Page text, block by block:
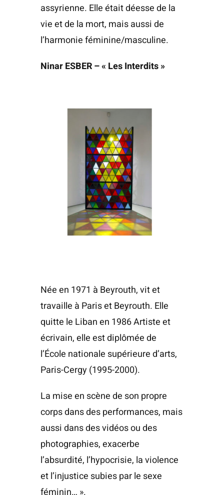
assyrienne. Elle était déesse de la
vie et de la mort, mais aussi de
l’harmonie féminine/masculine.
Ninar ESBER – « Les Interdits »
Née en 1971 à Beyrouth, vit et
travaille à Paris et Beyrouth. Elle
quitte le Liban en 1986 Artiste et
écrivain, elle est diplômée de
l’École nationale supérieure d’arts,
Paris-Cergy (1995-2000).
La mise en scène de son propre
corps dans des performances, mais
aussi dans des vidéos ou des
photographies, exacerbe
l’absurdité, l’hypocrisie, la violence
et l’injustice subies par le sexe